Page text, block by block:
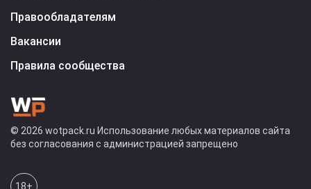
Правообладателям
Вакансии
Правила сообщества
© 2026 wotpack.ru Использование любых материалов сайта
без согласования с администрацией запрещено
18+